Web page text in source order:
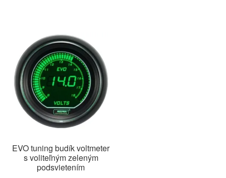
EVO tuning budík voltmeter
s voliteľným zeleným
podsvietením